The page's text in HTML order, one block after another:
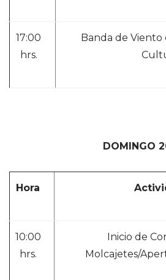
17:00
hrs.
Banda de Viento
DOMINGO
Hora
10:00
hrs.
Inicio de
Molcajetes/